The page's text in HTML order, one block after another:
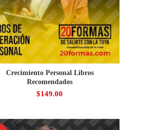
Crecimiento Personal Libros
Recomendados
$149.00